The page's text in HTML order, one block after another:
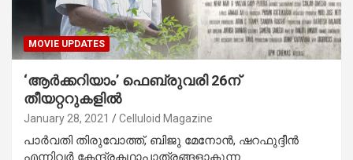
MOVIE UPDATES
‘ആര്‍ക്കറിയാം’ ഫെബ്രുവരി 26ന്
തീയറ്ററുകളില്‍
January 28, 2021 Celluloid Magazine
പാര്‍വതി തിരുവോത്ത്, ബിജു മേനോന്‍, ഷറഫുദ്ദീന്‍
എന്നിവര്‍ കേന്ദ്രകഥാപാത്രങ്ങളാകുന്ന